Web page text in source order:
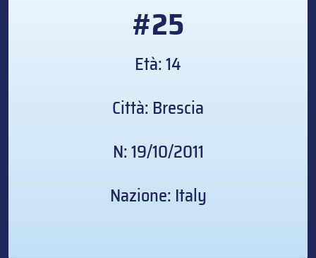
#25
Età: 14
Città: Brescia
N: 19/10/2011
Nazione: Italy